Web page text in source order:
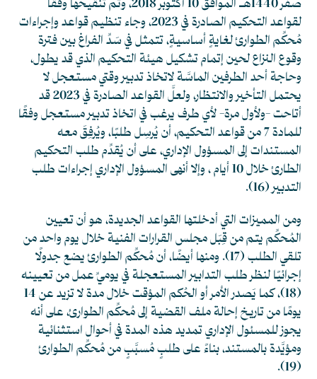
صفر 1440هـ الموافق 10 أكتوبر 2018، وتم تنقيحها وفقًا
لقواعد التحكيم الصادرة في 2023، وجاء تنظيم قواعد وإجراءات
مُحكِّم الطوارئ لغايةٍ أساسيةٍ، تتمثل في سَدِّ الفراغ بين فترة
وقوع النزاع لحين إتمام تشكيل هيئة التحكيم الذي قد يطول،
وحاجة أحد الطرفين الماسَّة لاتخاذ تدبير وقتي مستعجل لا
يحتمل التأخير والانتظار، ولعلَّ القواعد الصادرة في 2023 قد
أتاحت -ولأول مرة- لأي طرف يرغب في اتخاذ تدبير مستعجل وفقًا
للمادة 7 من قواعد التحكيم، أن يُرسِل طلبًا، ويُرفِقَ معه
المستندات إلى المسؤول الإداري، على أن يُقدِّم طلب التحكيم
الطارئ خلال 10 أيام ، وإلا أنهى المسؤول الإداري إجراءات طلب
التدبير(16)
.
ومن المميزات التي أدخلتها القواعد الجديدة، هو أن تعيين
المُحكِّم يتم من قِبَل مجلس القرارات الفنية خلال يوم واحد من
تلقي الطلب(17)
. ومنها أيضًا، أن مُحكِّم الطوارئ يضع جدولًا
إجرائيًا لنظر طلب التدابير المستعجلة في يوميِّ عمل من تعيينه
(18)
، كما يَصدر الأمر أو الحُكم المؤقت خلال مدة لا تزيد عن 14
يومًا من تاريخ إحالة ملف القضية إلى مُحكِّم الطوارئ، على أنه
يجوز للمسئول الإداري تمديد هذه المدة في أحوال استثنائية
ومؤيَّدة بالمستند، بناءً على طلبٍ مُسبَّبٍ من مُحكِّم الطوارئ
(19)
.